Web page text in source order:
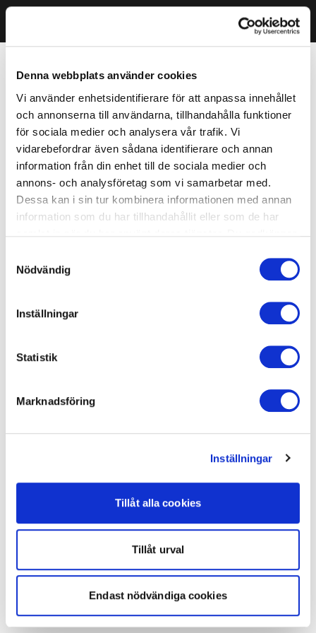
Denna webbplats använder cookies
Vi använder enhetsidentifierare för att anpassa innehållet
och annonserna till användarna, tillhandahålla funktioner
för sociala medier och analysera vår trafik. Vi
vidarebefordrar även sådana identifierare och annan
information från din enhet till de sociala medier och
annons- och analysföretag som vi samarbetar med.
Dessa kan i sin tur kombinera informationen med annan
information som du har tillhandahållit eller som de har
Nödvändig
Inställningar
Statistik
Marknadsföring
Inställningar
Tillåt alla cookies
Tillåt urval
Endast nödvändiga cookies